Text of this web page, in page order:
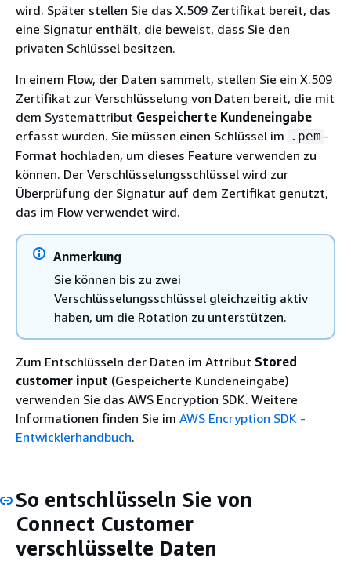
wird. Später stellen Sie das X.509 Zertifikat bereit, das
eine Signatur enthält, die beweist, dass Sie den
privaten Schlüssel besitzen.
In einem Flow, der Daten sammelt, stellen Sie ein X.509
Zertifikat zur Verschlüsselung von Daten bereit, die mit
dem Systemattribut Gespeicherte Kundeneingabe
erfasst wurden. Sie müssen einen Schlüssel im .pem -
Format hochladen, um dieses Feature verwenden zu
können. Der Verschlüsselungsschlüssel wird zur
Überprüfung der Signatur auf dem Zertifikat genutzt,
das im Flow verwendet wird.
Anmerkung
Sie können bis zu zwei
Verschlüsselungsschlüssel gleichzeitig aktiv
haben, um die Rotation zu unterstützen.
Zum Entschlüsseln der Daten im Attribut Stored
customer input (Gespeicherte Kundeneingabe)
verwenden Sie das AWS Encryption SDK. Weitere
Informationen finden Sie im AWS Encryption SDK -
Entwicklerhandbuch.
So entschlüsseln Sie von
Connect Customer
verschlüsselte Daten